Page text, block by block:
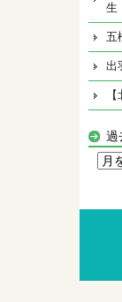
生
五
出
過